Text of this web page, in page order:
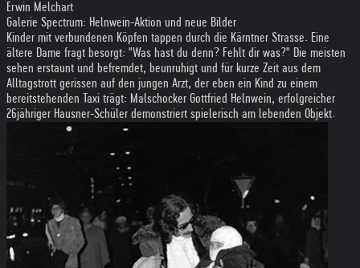
Erwin Melchart
Galerie Spectrum: Helnwein-Aktion und neue Bilder
Kinder mit verbundenen Köpfen tappen durch die Kärntner Strasse. Eine
ältere Dame fragt besorgt: "Was hast du denn? Fehlt dir was?" Die meisten
sehen erstaunt und befremdet, beunruhigt und für kurze Zeit aus dem
Alltagstrott gerissen auf den jungen Arzt, der eben ein Kind zu einem
bereitstehenden Taxi trägt: Malschocker Gottfried Helnwein, erfolgreicher
26jähriger Hausner-Schüler demonstriert spielerisch am lebenden Objekt.